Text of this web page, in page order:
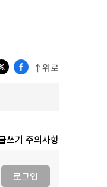
↑위로
쓰기 주의사항
로그인